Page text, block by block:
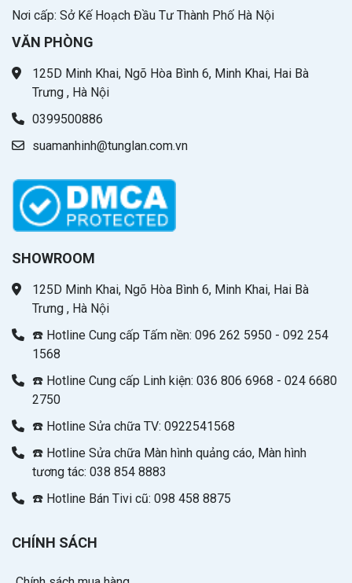
Nơi cấp: Sở Kế Hoạch Đầu Tư Thành Phố Hà Nội
VĂN PHÒNG
125D Minh Khai, Ngõ Hòa Bình 6, Minh Khai, Hai Bà
Trưng , Hà Nội
0399500886
suamanhinh@tunglan.com.vn
SHOWROOM
125D Minh Khai, Ngõ Hòa Bình 6, Minh Khai, Hai Bà
Trưng , Hà Nội
☎️ Hotline Cung cấp Tấm nền: 096 262 5950 - 092 254
1568
☎️ Hotline Cung cấp Linh kiện: 036 806 6968 - 024 6680
2750
☎️ Hotline Sửa chữa TV: 0922541568
☎️ Hotline Sửa chữa Màn hình quảng cáo, Màn hình
tương tác: 038 854 8883
☎️ Hotline Bán Tivi cũ: 098 458 8875
CHÍNH SÁCH